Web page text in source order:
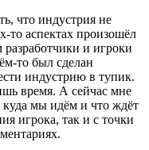
что индустрия не
то аспектах произошёл
и игроки
то был сделан
индустрию в тупик.
время. А сейчас мне
мы идём и что ждёт
игрока, так и с точки